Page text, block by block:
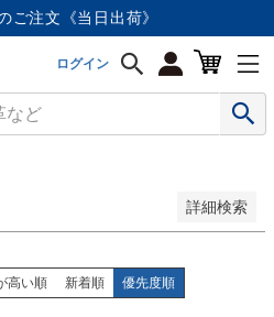
ご注文《当日出荷》
ログイン
詳細検索
高い順 新着順 優先度順